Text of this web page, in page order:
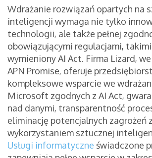
Wdrażanie rozwiązań opartych na
inteligencji wymaga nie tylko
technologii, ale także pełnej
obowiązującymi regulacjami,
wymieniony AI Act. Firma Lizard, we
APN Promise, oferuje
kompleksowe wsparcie we
Microsoft zgodnych z AI Act,
nad danymi, transparentność
eliminację potencjalnych zagrożeń
wykorzystaniem sztucznej
Usługi informatyczne świadczone